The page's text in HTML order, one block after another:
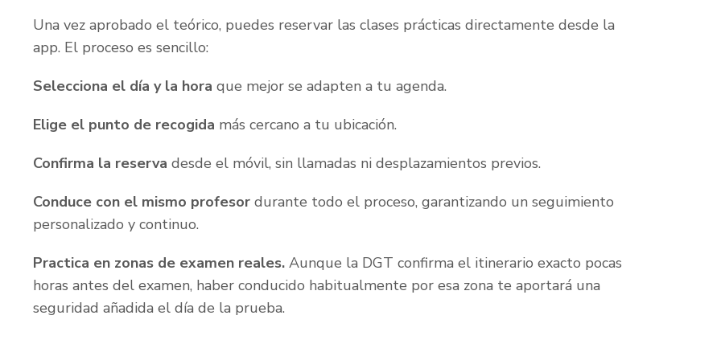
Una vez aprobado el teórico, puedes reservar las clases prácticas directamente desde la
app. El proceso es sencillo:
Selecciona el día y la hora que mejor se adapten a tu agenda.
Elige el punto de recogida más cercano a tu ubicación.
Confirma la reserva desde el móvil, sin llamadas ni desplazamientos previos.
Conduce con el mismo profesordurante todo el proceso, garantizando un seguimiento
personalizado y continuo.
Practica en zonas de examen reales.Aunque la DGT confirma el itinerario exacto pocas
horas antes del examen, haber conducido habitualmente por esa zona te aportará una
seguridad añadida el día de la prueba.